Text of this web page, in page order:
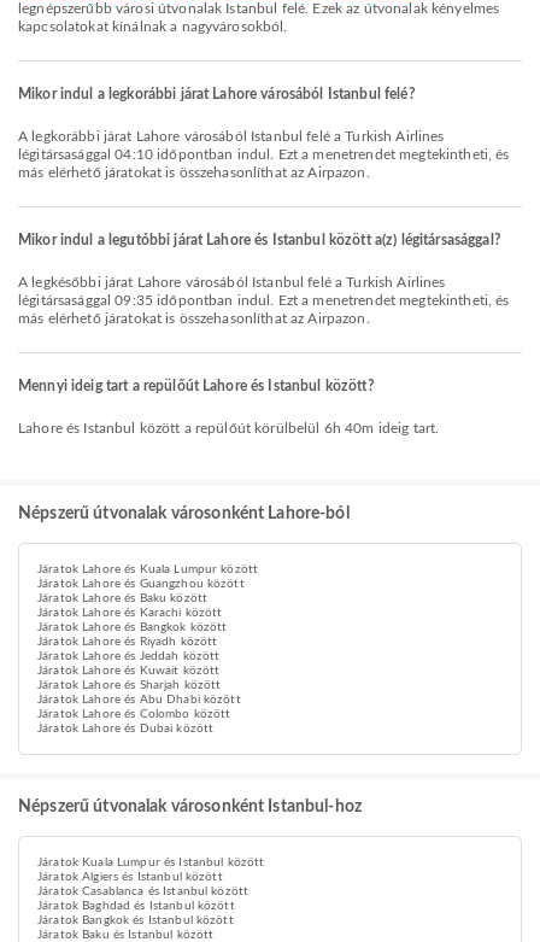
legnépszerűbb városi útvonalak Istanbul felé. Ezek az útvonalak kényelmes
kapcsolatokat kínálnak a nagyvárosokból.
Mikor indul a legkorábbi járat Lahore városából Istanbul felé?
A legkorábbi járat Lahore városából Istanbul felé a Turkish Airlines
légitársasággal 04:10 időpontban indul. Ezt a menetrendet megtekintheti, és
más elérhető járatokat is összehasonlíthat az Airpazon.
Mikor indul a legutóbbi járat Lahore és Istanbul között a(z) légitársasággal?
A legkésőbbi járat Lahore városából Istanbul felé a Turkish Airlines
légitársasággal 09:35 időpontban indul. Ezt a menetrendet megtekintheti, és
más elérhető járatokat is összehasonlíthat az Airpazon.
Mennyi ideig tart a repülőút Lahore és Istanbul között?
Lahore és Istanbul között a repülőút körülbelül 6h 40m ideig tart.
Népszerű útvonalak városonként Lahore-ból
Járatok Lahore és Kuala Lumpur között
Járatok Lahore és Guangzhou között
Járatok Lahore és Baku között
Járatok Lahore és Karachi között
Járatok Lahore és Bangkok között
Járatok Lahore és Riyadh között
Járatok Lahore és Jeddah között
Járatok Lahore és Kuwait között
Járatok Lahore és Sharjah között
Járatok Lahore és Abu Dhabi között
Járatok Lahore és Colombo között
Járatok Lahore és Dubai között
Népszerű útvonalak városonként Istanbul-hoz
Járatok Kuala Lumpur és Istanbul között
Járatok Algiers és Istanbul között
Járatok Casablanca és Istanbul között
Járatok Baghdad és Istanbul között
Járatok Bangkok és Istanbul között
Járatok Baku és Istanbul között